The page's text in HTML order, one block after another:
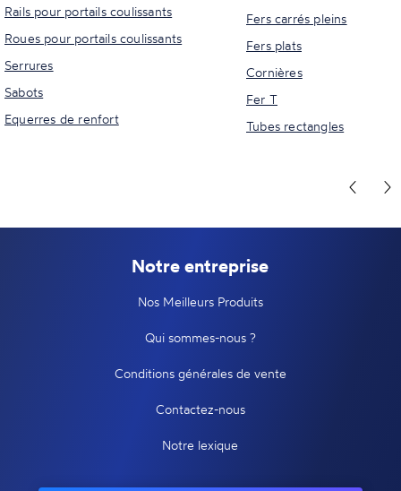
Rails pour portails coulissants
Roues pour portails coulissants
Serrures
Sabots
Equerres de renfort
Fers carrés pleins
Fers plats
Cornières
Fer T
Tubes rectangles
Notre entreprise
Nos Meilleurs Produits
Qui sommes-nous ?
Conditions générales de vente
Contactez-nous
Notre lexique